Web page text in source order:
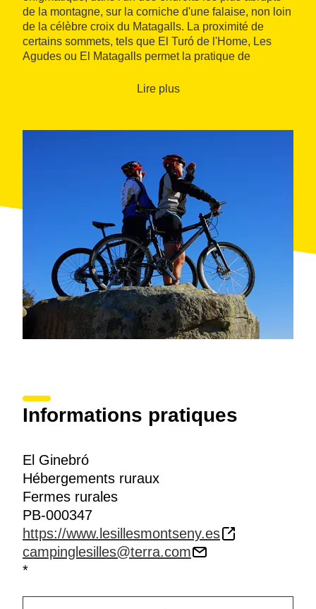
de la montagne, sur la corniche d'une falaise, non loin
de la célèbre croix du Matagalls. La proximité de
certains sommets, tels que El Turó de l'Home, Les
Agudes ou El Matagalls permet la pratique de
Lire plus
Informations pratiques
El Ginebró
Hébergements ruraux
Fermes rurales
PB-000347
https://www.lesillesmontseny.es
campinglesilles@terra.com
*